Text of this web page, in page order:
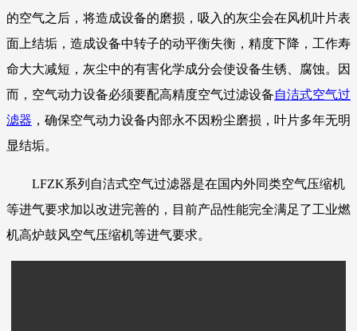
的空气之后，将造成设备的磨损，吸入的灰尘会在风机叶片表
面上结垢，造成设备中转子的动平衡失衡，精度下降，工作寿
命大大减短，灰尘中的有害化学成分会使设备生锈、腐蚀。因
而，空气动力设备必须要配高精度空气过滤设备自洁式空气过
滤器 ，确保空气动力设备内部永不因粉尘磨损，叶片多年无明
显结垢。
LFZK系列自洁式空气过滤器是在国内外同类空气压缩机
等进气要求加以改进完善的，目前产品性能完全满足了工业燃
机高炉鼓风空气压缩机等进气要求。